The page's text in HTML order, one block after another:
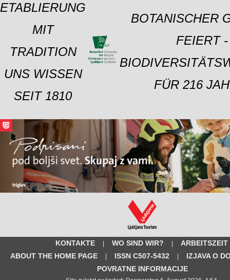
ETABLIERUNG
MIT
TRADITION
UNS WISSEN
SEIT 1810
BOTANISCHER
FEIERT -
FÜR 216
KONTAKTE WO SIND WIR?
ARBEITSZEIT
ABOUT THE HOME PAGE
ISSN C507-5432
IZJAVA O
POVRATNE INFORMACIJE